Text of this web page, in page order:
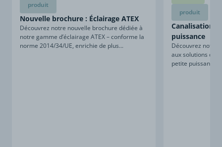
produit
Nouvelle brochure : Éclairage ATEX
Découvrez notre nouvelle brochure dédiée à
notre gamme d’éclairage ATEX – conforme la
norme 2014/34/UE, enrichie de plus...
produit
Canalisations
puissance
Découvrez notre
aux solutions de
petite puissance.